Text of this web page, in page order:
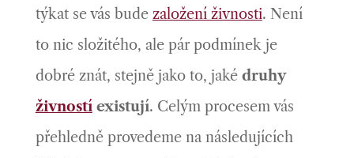
týkat se vás bude založení živnosti. Není
to nic složitého, ale pár podmínek je
dobré znát, stejně jako to, jaké druhy
živnostíexistují. Celým procesem vás
přehledně provedeme na následujících